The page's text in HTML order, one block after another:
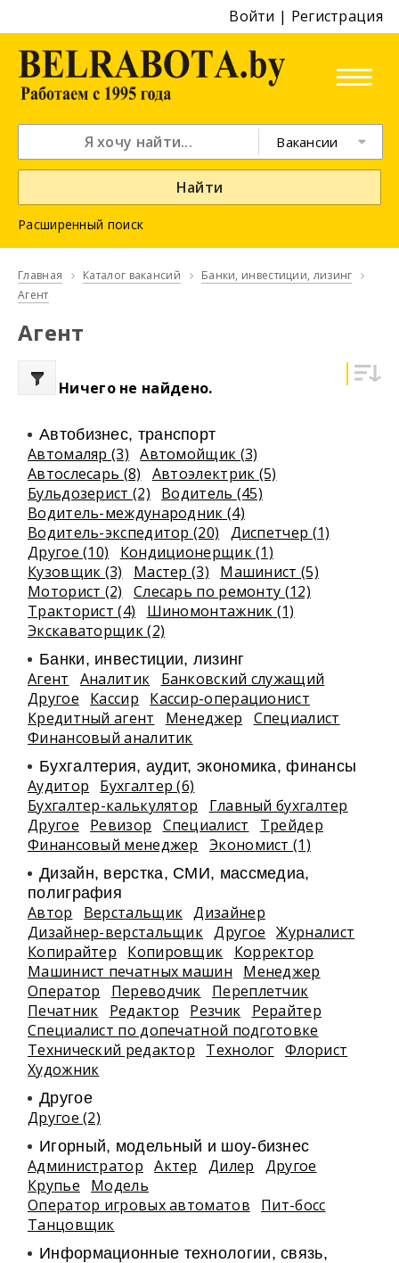
Войти | Регистрация
Вакансии
Найти
Расширенный поиск
Главная Каталог вакансий
Банки, инвестиции, лизинг
Агент
Агент
Ничего не найдено.
Автобизнес, транспорт
Автомаляр (3)
Автомойщик (3)
Автослесарь (8)
Автоэлектрик (5)
Бульдозерист (2)
Водитель (45)
Водитель-международник (4)
Водитель-экспедитор (20)
Диспетчер (1)
Другое (10)
Кондиционерщик (1)
Кузовщик (3)
Мастер (3)
Машинист (5)
Моторист (2)
Слесарь по ремонту (12)
Тракторист (4)
Шиномонтажник (1)
Экскаваторщик (2)
Банки, инвестиции, лизинг
Агент Аналитик
Банковский служащий
Другое
Кассир
Кассир-операционист
Кредитный агент
Менеджер
Специалист
Финансовый аналитик
Бухгалтерия, аудит, экономика, финансы
Аудитор
Бухгалтер (6)
Бухгалтер-калькулятор
Главный бухгалтер
Другое
Ревизор Специалист
Трейдер
Финансовый менеджер
Экономист (1)
Дизайн, верстка, СМИ, массмедиа,
полиграфия
Автор Верстальщик Дизайнер
Дизайнер-верстальщик Другое
Журналист
Копирайтер
Копировщик
Корректор
Машинист печатных машин
Менеджер
Оператор
Переводчик
Переплетчик
Печатник
Редактор Резчик
Рерайтер
Специалист по допечатной подготовке
Технический редактор
Технолог Флорист
Художник
Другое
Другое (2)
Игорный, модельный и шоу-бизнес
Администратор Актер Дилер
Другое
Крупье
Модель
Оператор игровых автоматов
Пит-босс
Танцовщик
Информационные технологии, связь,